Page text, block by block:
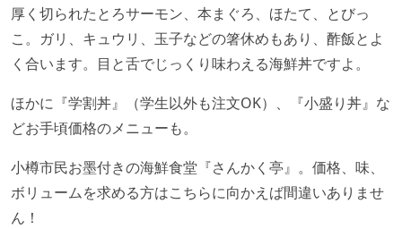
厚く切られたとろサーモン、本まぐろ、ほたて、とびっ
こ。ガリ、キュウリ、玉子などの箸休めもあり、酢飯とよ
く合います。目と舌でじっくり味わえる海鮮丼ですよ。
ほかに『学割丼』（学生以外も注文OK）、『小盛り丼』な
どお手頃価格のメニューも。
小樽市民お墨付きの海鮮食堂『さんかく亭』。価格、味、
ボリュームを求める方はこちらに向かえば間違いありませ
ん！